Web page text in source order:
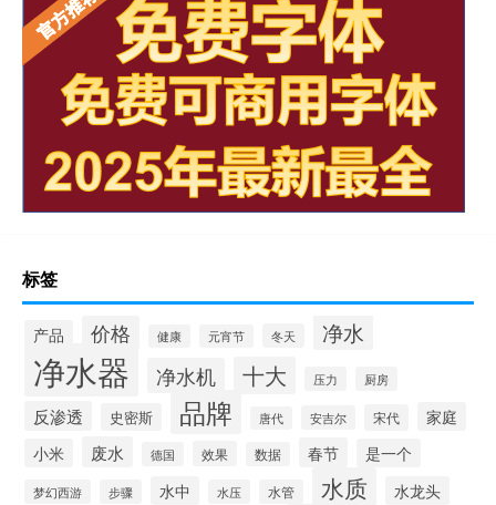
标签
产品 价格 健康 元宵节 冬天 净水
净水器 净水机 十大 压力 厨房
反渗透 史密斯 品牌 唐代 安吉尔 宋代
家庭
小米
废水 德国 效果 数据 春节 是一个
梦幻西游 步骤 水中 水压 水管 水质 水龙头